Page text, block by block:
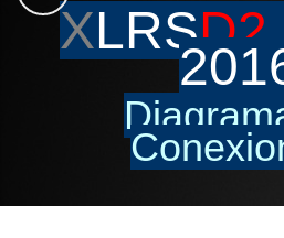
XLRSD2